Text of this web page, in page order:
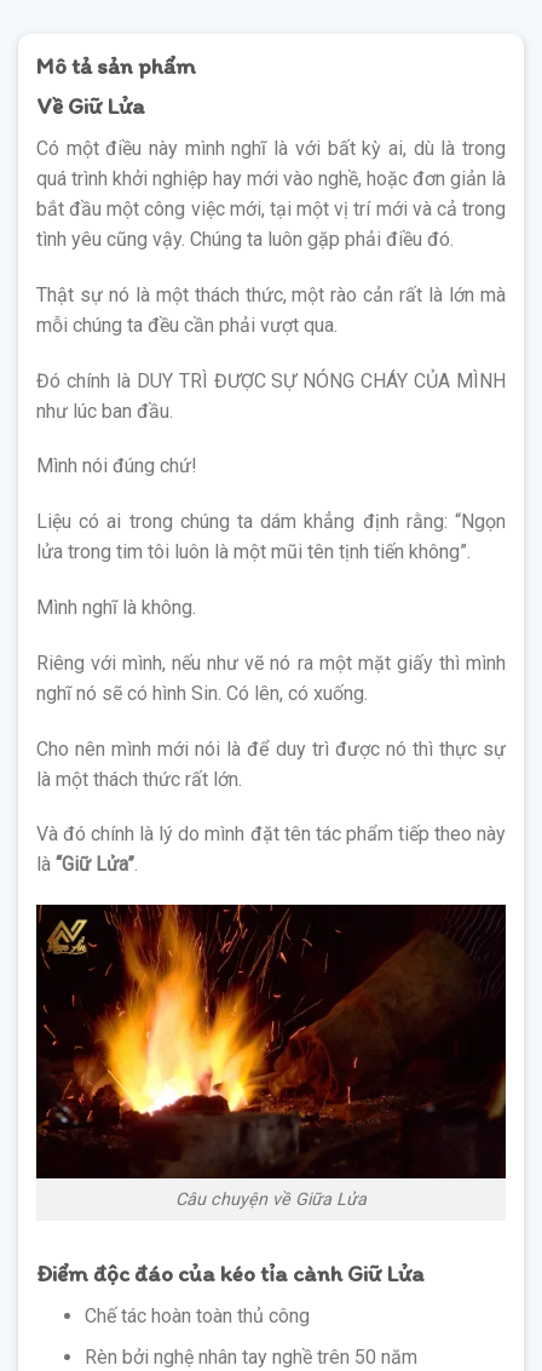
Mô tả sản phẩm
Về Giữ Lửa
Có một điều này mình nghĩ là với bất kỳ ai, dù là trong
quá trình khởi nghiệp hay mới vào nghề, hoặc đơn giản là
bắt đầu một công việc mới, tại một vị trí mới và cả trong
tình yêu cũng vậy. Chúng ta luôn gặp phải điều đó.
Thật sự nó là một thách thức, một rào cản rất là lớn mà
mỗi chúng ta đều cần phải vượt qua.
Đó chính là DUY TRÌ ĐƯỢC SỰ NÓNG CHÁY CỦA MÌNH
như lúc ban đầu.
Mình nói đúng chứ!
Liệu có ai trong chúng ta dám khẳng định rằng: “Ngọn
lửa trong tim tôi luôn là một mũi tên tịnh tiến không”.
Mình nghĩ là không.
Riêng với mình, nếu như vẽ nó ra một mặt giấy thì mình
nghĩ nó sẽ có hình Sin. Có lên, có xuống.
Cho nên mình mới nói là để duy trì được nó thì thực sự
là một thách thức rất lớn.
Và đó chính là lý do mình đặt tên tác phẩm tiếp theo này
là “Giữ Lửa”.
Câu chuyện về Giữa Lửa
Điểm độc đáo của kéo tỉa cành Giữ Lửa
Chế tác hoàn toàn thủ công
Rèn bởi nghệ nhân tay nghề trên 50 năm